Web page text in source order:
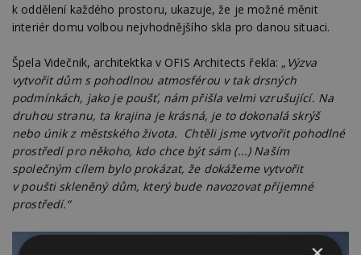
k oddělení každého prostoru, ukazuje, že je možné měnit
interiér domu volbou nejvhodnějšího skla pro danou situaci.
Špela Videčnik, architektka v OFIS Architects řekla: „Výzva
vytvořit dům s pohodlnou atmosférou v tak drsných
podmínkách, jako je poušť, nám přišla velmi vzrušující. Na
druhou stranu, ta krajina je krásná, je to dokonalá skrýš
nebo únik z městského života. Chtěli jsme vytvořit pohodlné
prostředí pro někoho, kdo chce být sám (...) Naším
společným cílem bylo prokázat, že dokážeme vytvořit
v poušti skleněný dům, který bude navozovat příjemné
prostředí.“